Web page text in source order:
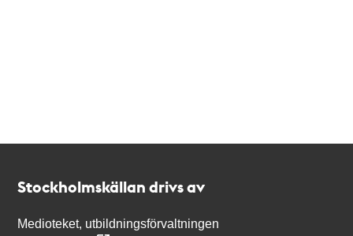
Stockholmskällan drivs av
Medioteket, utbildningsförvaltningen